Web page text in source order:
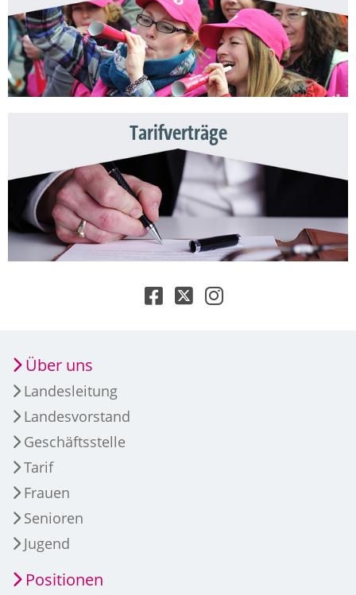
Tarifverträge
Über uns
Landesleitung
Landesvorstand
Geschäftsstelle
Tarif
Frauen
Senioren
Jugend
Positionen